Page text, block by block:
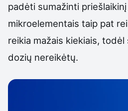
padėti sumažinti
mikroelementais taip pat
reikia mažais kiekiais,
dozių nereikėtų.